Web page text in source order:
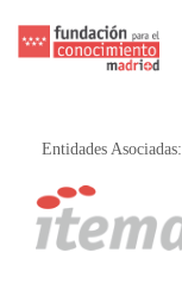
Entidades Asociadas: